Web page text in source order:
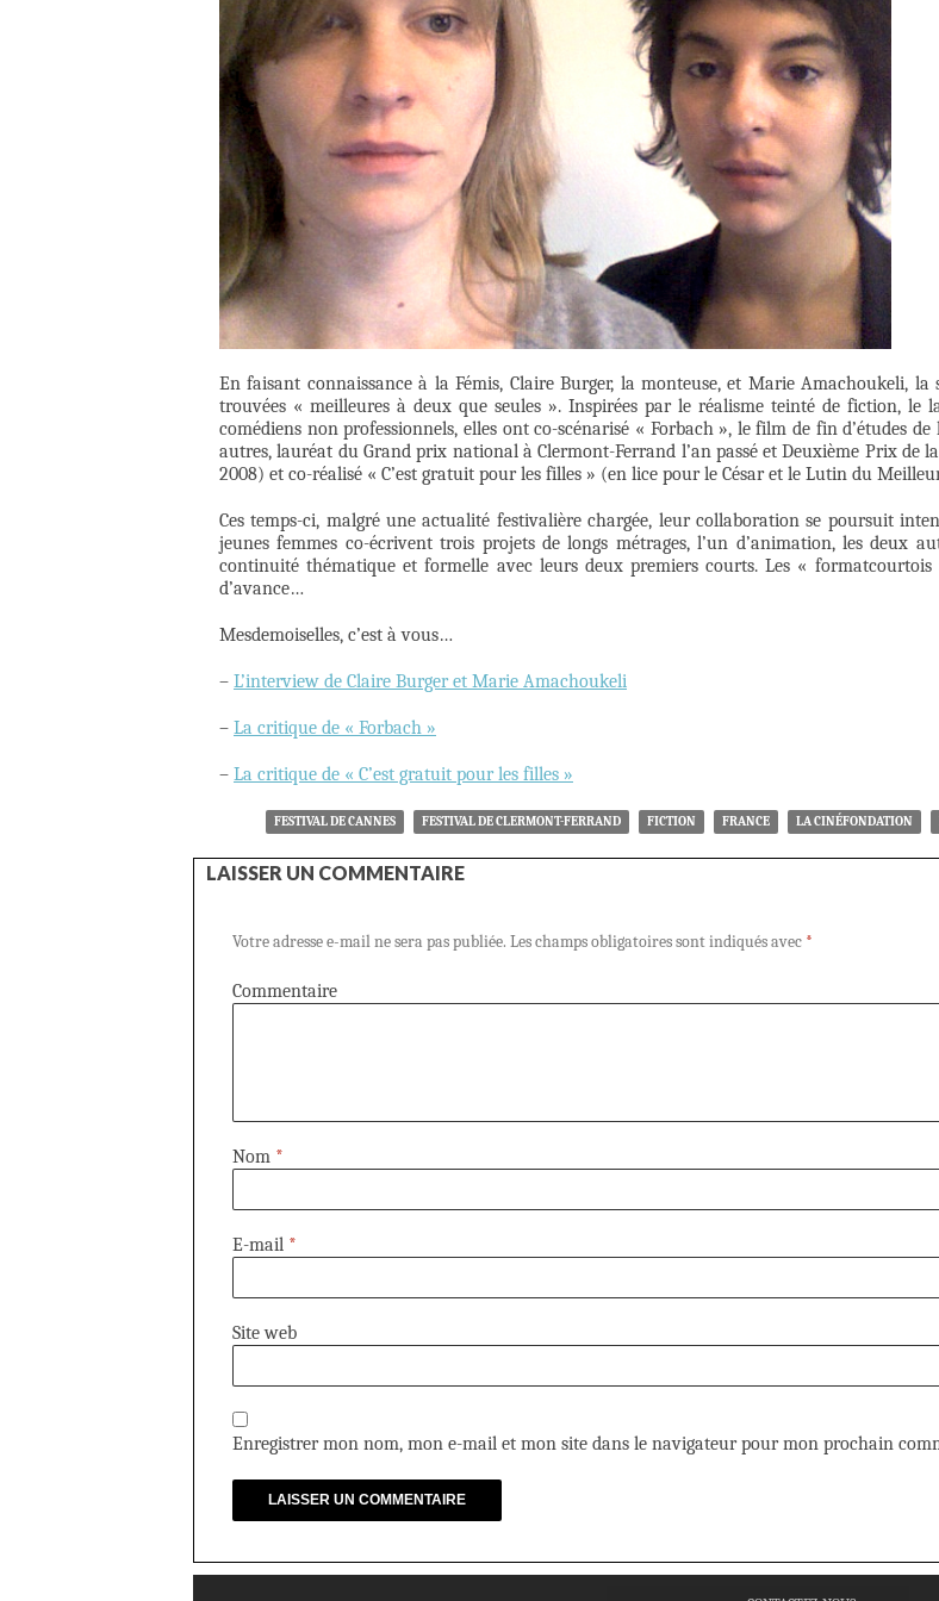
En faisant connaissance à la Fémis, Claire Burger, la monteuse, et Marie Amachoukeli, la
trouvées « meilleures à deux que seules ». Inspirées par le réalisme teinté de fiction, le
comédiens non professionnels, elles ont co-scénarisé « Forbach », le film de fin d’études
autres, lauréat du Grand prix national à Clermont-Ferrand l’an passé et Deuxième Prix de
2008) et co-réalisé « C’est gratuit pour les filles » (en lice pour le César et le Lutin du
Ces temps-ci, malgré une actualité festivalière chargée, leur collaboration se poursuit
jeunes femmes co-écrivent trois projets de longs métrages, l’un d’animation, les deux
continuité thématique et formelle avec leurs deux premiers courts. Les « formatcourtois
d’avance…
Mesdemoiselles, c’est à vous…
– L’interview de Claire Burger et Marie Amachoukeli
– La critique de « Forbach »
– La critique de « C’est gratuit pour les filles »
FESTIVAL DE CANNES FESTIVAL DE CLERMONT-FERRAND FICTION FRANCE LA CINÉFONDATION
LAISSER UN COMMENTAIRE
Votre adresse e-mail ne sera pas publiée. Les champs obligatoires sont indiqués avec *
Commentaire
Nom *
E-mail *
Site web
Enregistrer mon nom, mon e-mail et mon site dans le navigateur pour mon prochain